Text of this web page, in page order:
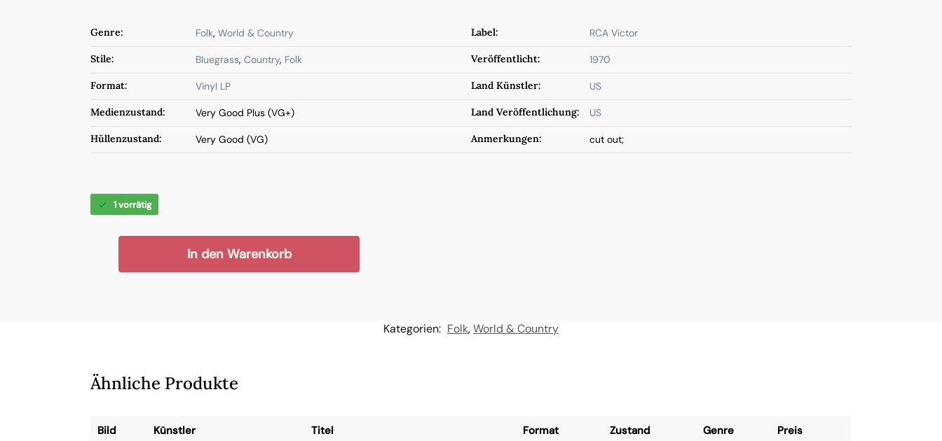
Genre: Folk, World & Country
Stile: Bluegrass, Country, Folk
Format: Vinyl LP
Medienzustand: Very Good Plus (VG+)
Hüllenzustand: Very Good (VG)
Label: RCA Victor
Veröffentlicht: 1970
Land Künstler: US
Land Veröffentlichung: US
Anmerkungen: cut out;
1 vorrätig
In den Warenkorb
Kategorien: Folk,World & Country
Ähnliche Produkte
Bild Künstler Titel Format Zustand Genre Preis